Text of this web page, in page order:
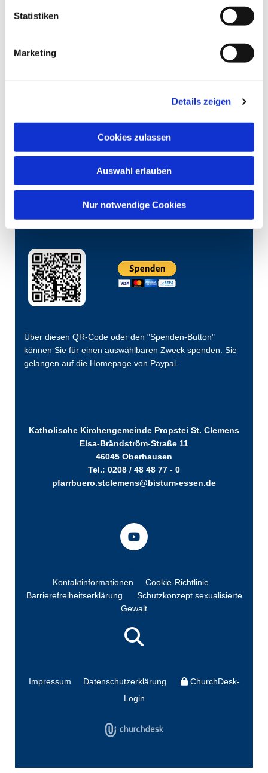
Statistiken
Marketing
Details zeigen
Cookies zulassen
Auswahl erlauben
Nur notwendige Cookies
Über diesen QR-Code oder den "Spenden-Button"
können Sie für einen auswählbaren Zweck spenden. Sie
gelangen auf die Homepage von Paypal.
Katholische Kirchengemeinde Propstei St. Clemens
Elsa-Brändström-Straße 11
46045 Oberhausen
Tel.: 0208 / 48 48 77 - 0
pfarrbuero.stclemens@bistum-essen.de
Kontaktinformationen
Cookie-Richtlinie
Barrierefreiheitserklärung
Schutzkonzept sexualisierte
Gewalt
Impressum Datenschutzerklärung
ChurchDesk-
Login